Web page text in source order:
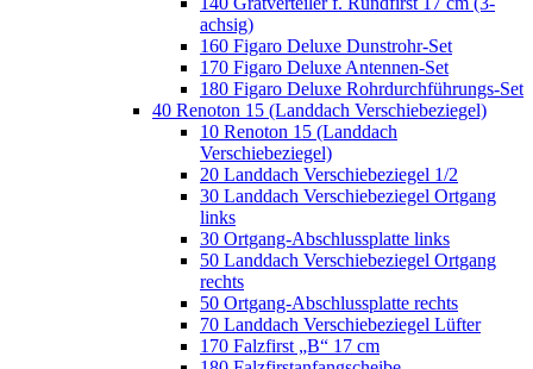
achsig)
160 Figaro Deluxe Dunstrohr-Set
170 Figaro Deluxe Antennen-Set
180 Figaro Deluxe Rohrdurchführungs-Set
40 Renoton 15 (Landdach Verschiebeziegel)
10 Renoton 15 (Landdach
Verschiebeziegel)
20 Landdach Verschiebeziegel 1/2
30 Landdach Verschiebeziegel Ortgang
links
30 Ortgang-Abschlussplatte links
50 Landdach Verschiebeziegel Ortgang
rechts
50 Ortgang-Abschlussplatte rechts
70 Landdach Verschiebeziegel Lüfter
170 Falzfirst „B“ 17 cm